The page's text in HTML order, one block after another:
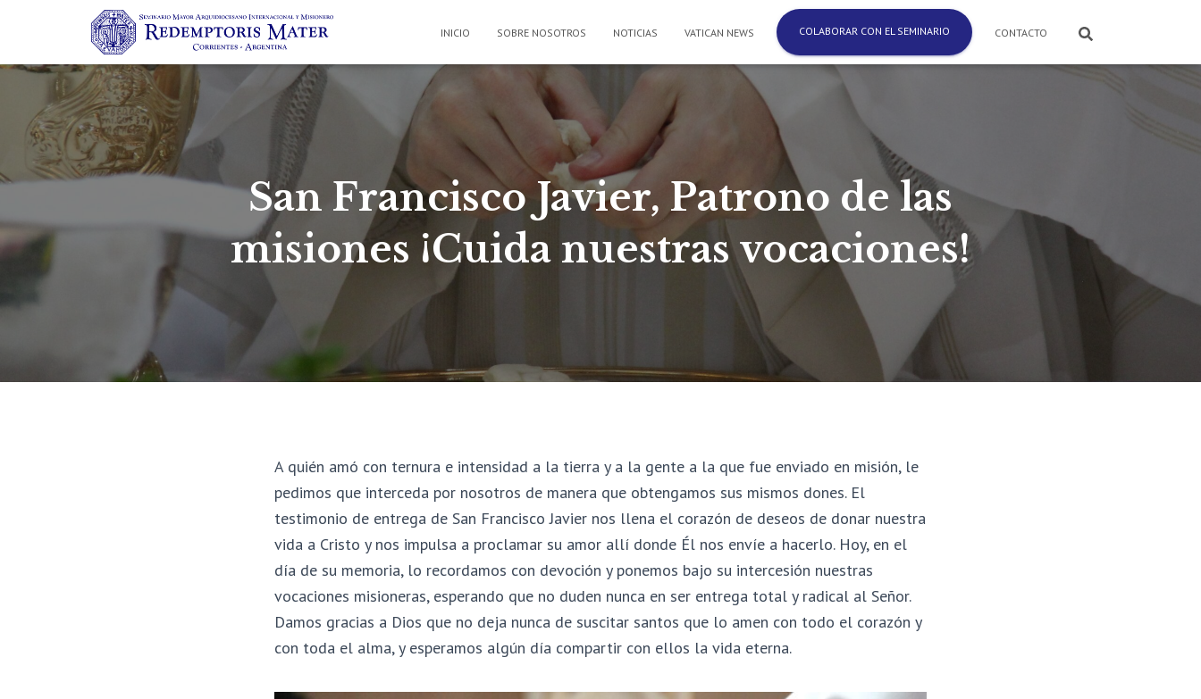
INICIO SOBRE NOSOTROS NOTICIAS VATICAN NEWS COLABORAR CON EL SEMINARIO CONTACTO
San Francisco Javier, Patrono de las
misiones ¡Cuida nuestras vocaciones!
A quién amó con ternura e intensidad a la tierra y a la gente a la que fue enviado en misión, le
pedimos que interceda por nosotros de manera que obtengamos sus mismos dones. El
testimonio de entrega de San Francisco Javier nos llena el corazón de deseos de donar nuestra
vida a Cristo y nos impulsa a proclamar su amor allí donde Él nos envíe a hacerlo. Hoy, en el
día de su memoria, lo recordamos con devoción y ponemos bajo su intercesión nuestras
vocaciones misioneras, esperando que no duden nunca en ser entrega total y radical al Señor.
Damos gracias a Dios que no deja nunca de suscitar santos que lo amen con todo el corazón y
con toda el alma, y esperamos algún día compartir con ellos la vida eterna.